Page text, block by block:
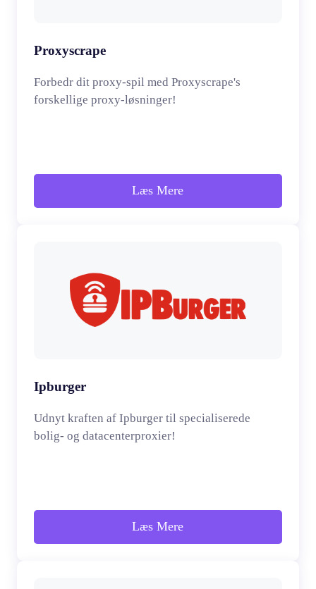
Proxyscrape
Forbedr dit proxy-spil med Proxyscrape's
forskellige proxy-løsninger!
Læs Mere
Ipburger
Udnyt kraften af Ipburger til specialiserede
bolig- og datacenterproxier!
Læs Mere